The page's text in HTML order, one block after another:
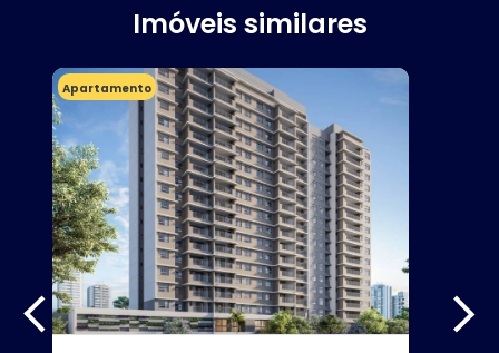
Imóveis similares
Apartamento